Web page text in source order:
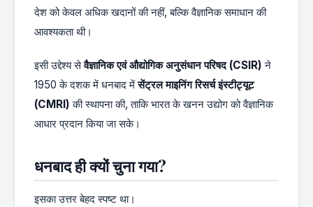
देश को केवल अधिक खदानों की नहीं, बल्कि वैज्ञानिक समाधान की
आवश्यकता थी।
इसी उद्देश्य सेवैज्ञानिक एवं औद्योगिक अनुसंधान परिषद (CSIR) ने
1950 के दशक में धनबाद मेंसेंट्रल माइनिंग रिसर्च इंस्टीट्यूट
(CMRI) की स्थापना की, ताकि भारत के खनन उद्योग को वैज्ञानिक
आधार प्रदान किया जा सके।
धनबाद ही क्यों चुना गया?
इसका उत्तर बेहद स्पष्ट था।